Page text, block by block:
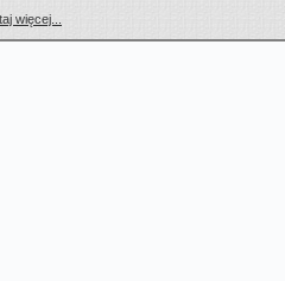
więcej...